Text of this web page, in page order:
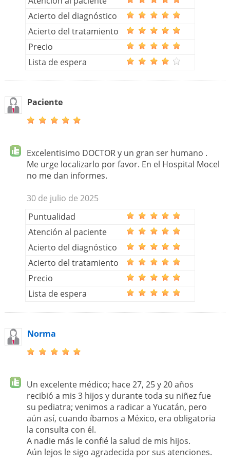
Acierto del diagnóstico
Acierto del tratamiento
Precio
Lista de espera
Paciente
Excelentisimo DOCTOR y un gran ser humano .
Me urge localizarlo por favor. En el Hospital Mocel
no me dan informes.
30 de julio de 2025
Puntualidad
Atención al paciente
Acierto del diagnóstico
Acierto del tratamiento
Precio
Lista de espera
Norma
Un excelente médico; hace 27, 25 y 20 años
recibió a mis 3 hijos y durante toda su niñez fue
su pediatra; venimos a radicar a Yucatán, pero
aún así, cuando íbamos a México, era obligatoria
la consulta con él.
A nadie más le confié la salud de mis hijos.
Aún lejos le sigo agradecida por sus atenciones.